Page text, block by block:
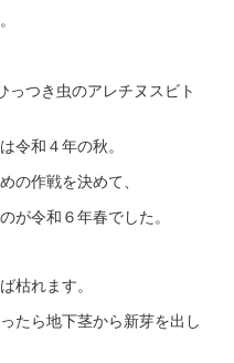
っつき虫のアレチヌスビト
令和４年の秋。
の作戦を決めて、
が令和６年春でした。
枯れます。
たら地下茎から新芽を出し